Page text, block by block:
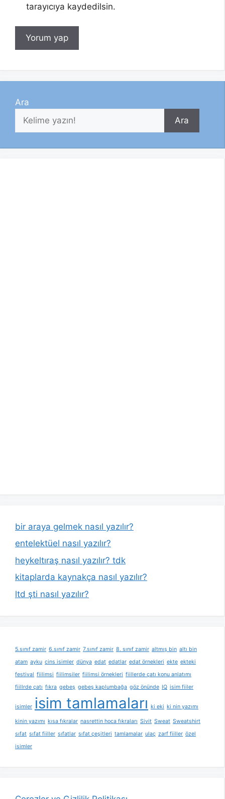
tarayıcıya kaydedilsin.
Ara
Ara
bir araya gelmek nasıl yazılır?
entelektüel nasıl yazılır?
heykeltıraş nasıl yazılır? tdk
kitaplarda kaynakça nasıl yazılır?
ltd şti nasıl yazılır?
5.sınıf zamir 6.sınıf zamir 7.sınıf zamir 8. sınıf zamir altmış bin altı bin
atam ayku cins isimler dünya edat edatlar edat örnekleri ekte ekteki
festival fiilimsi fiilimsiler fiilimsi örnekleri fiillerde çatı konu anlatımı
fiillrde çatı fıkra gebeş gebeş kaplumbağa göz önünde IQ isim fiiler
isimler isim tamlamaları ki eki ki nin yazımı
kinin yazımı kısa fıkralar nasrettin hoca fıkraları Sivit Sweat Sweatshirt
sıfat sıfat fiiller sıfatlar sıfat çeşitleri tamlamalar ulaç zarf fiiller özel
isimler